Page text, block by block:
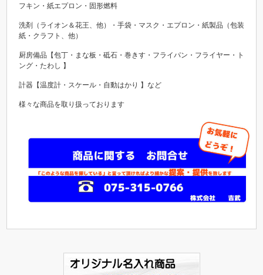
フキン・紙エプロン・固形燃料
洗剤（ライオン＆花王、他）・手袋・マスク・エプロン・紙製品（包装
紙・クラフト、他）
厨房備品【包丁・まな板・砥石・巻きす・フライパン・フライヤー・ト
ング・たわし 】
計器【温度計・スケール・自動はかり 】など
様々な商品を取り扱っております